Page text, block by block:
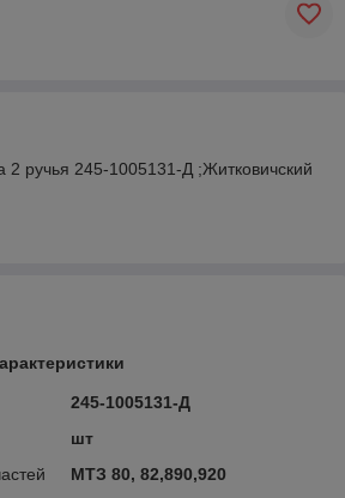
2 ручья 245-1005131-Д ;Житковичский
245-1005131-Д
шт
МТЗ 80, 82,890,920